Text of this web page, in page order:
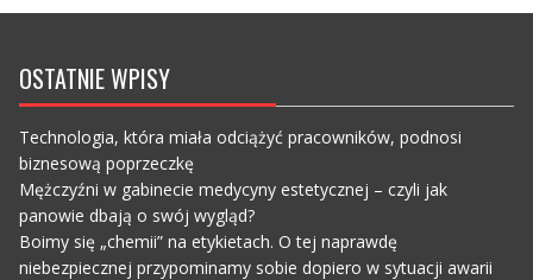
OSTATNIE WPISY
Technologia, która miała odciążyć pracowników, podnosi
biznesową poprzeczkę
Mężczyźni w gabinecie medycyny estetycznej – czyli jak
panowie dbają o swój wygląd?
Boimy się „chemii” na etykietach. O tej naprawdę
niebezpiecznej przypominamy sobie dopiero w sytuacji awarii